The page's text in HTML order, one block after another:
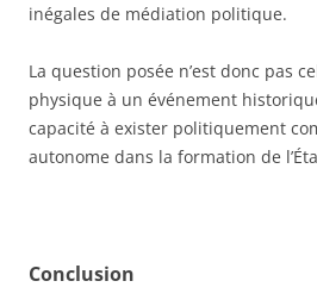
inégales de médiation politique.
La question posée n’est donc pas
physique à un événement
capacité à exister politiquement
autonome dans la formation de
Conclusion